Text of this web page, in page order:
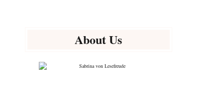
About Us